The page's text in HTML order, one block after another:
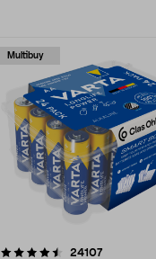
Multibuy
24107
4.5av 5 stjerner